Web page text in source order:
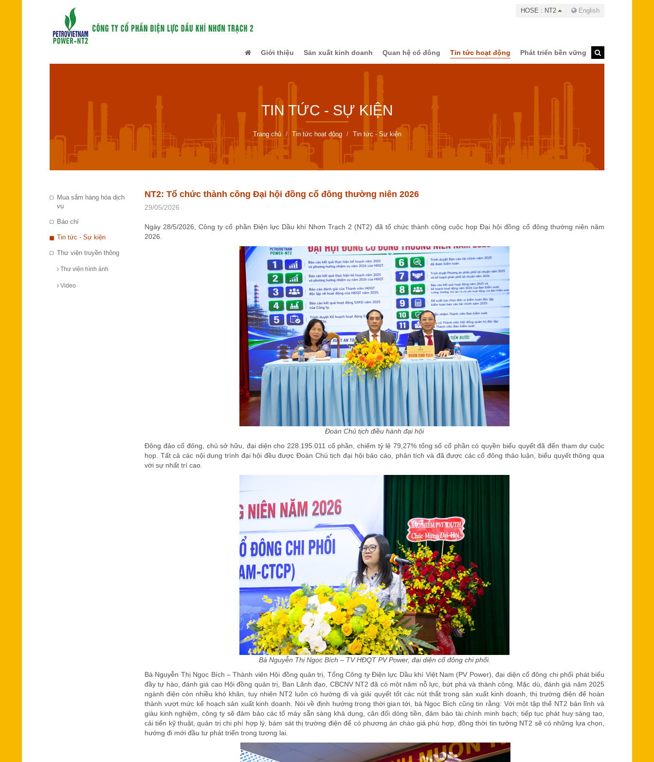
HOSE : NT2 English
Giới thiệu Sản xuất kinh doanh Quan hệ cổ đông Tin tức hoạt động Phát triển bền vững
TIN TỨC - SỰ KIỆN
Trang chủ Tin tức hoạt động Tin tức - Sự kiện
Mua sắm hàng hóa dịch
vụ
Báo chí
Tin tức - Sự kiện
Thư viện truyền thông
Thư viện hình ảnh
Video
NT2: Tổ chức thành công Đại hội đồng cổ đông thường niên 2026
29/05/2026
Ngày 28/5/2026, Công ty cổ phần Điện lực Dầu khí Nhơn Trạch 2 (NT2) đã tổ chức thành công cuộc họp Đại hội đồng cổ đông thường niên năm
2026.
Đoàn Chủ tịch điều hành đại hội
Đông đảo cổ đông, chủ sở hữu, đại diện cho 228.195.011 cổ phần, chiếm tỷ lệ 79,27% tổng số cổ phần có quyền biểu quyết đã đến tham dự cuộc
họp. Tất cả các nội dung trình đại hội đều được Đoàn Chủ tịch đại hội báo cáo, phân tích và đã được các cổ đông thảo luận, biểu quyết thông qua
với sự nhất trí cao.
Bà Nguyễn Thị Ngọc Bích – TV HĐQT PV Power, đại diện cổ đông chi phối.
Bà Nguyễn Thị Ngọc Bích – Thành viên Hội đồng quản trị, Tổng Công ty Điện lực Dầu khí Việt Nam (PV Power), đại diện cổ đông chi phối phát biểu
đầy tự hào, đánh giá cao Hội đồng quản trị, Ban Lãnh đạo, CBCNV NT2 đã có một năm nỗ lực, bứt phá và thành công. Mặc dù, đánh giá năm 2025
ngành điện còn nhiều khó khăn, tuy nhiên NT2 luôn có hướng đi và giải quyết tốt các nút thắt trong sản xuất kinh doanh, thị trường điện để hoàn
thành vượt mức kế hoạch sản xuất kinh doanh. Nói về định hướng trong thời gian tới, bà Ngọc Bích cũng tin rằng: Với một tập thể NT2 bản lĩnh và
giàu kinh nghiệm, công ty sẽ đảm bảo các tổ máy sẵn sàng khả dụng, cân đối dòng tiền, đảm bảo tài chính minh bạch; tiếp tục phát huy sáng tạo,
cải tiến kỹ thuật, quản trị chi phí hợp lý, bám sát thị trường điện để có phương án chào giá phù hợp, đồng thời tin tưởng NT2 sẽ có những lựa chọn,
hướng đi mới đầu tư phát triển trong tương lai.